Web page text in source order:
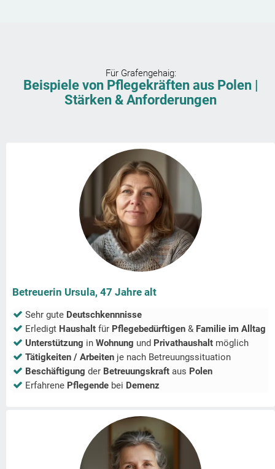
Für Grafengehaig:
Beispiele von Pflegekräften aus Polen |
Stärken & Anforderungen
Betreuerin Ursula, 47 Jahre alt
Sehr gute Deutschkennnisse
Erledigt Haushalt für Pflegebedürftigen & Familie im Alltag
Unterstützung in Wohnung und Privathaushalt möglich
Tätigkeiten / Arbeiten je nach Betreuungssituation
Beschäftigung der Betreuungskraft aus Polen
Erfahrene Pflegende bei Demenz